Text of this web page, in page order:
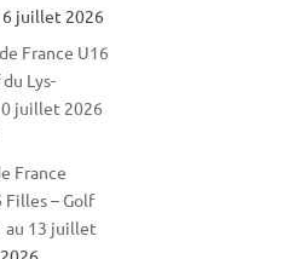
juillet 2026
France U16
Lys-
juillet 2026
France
– Golf
au 13 juillet